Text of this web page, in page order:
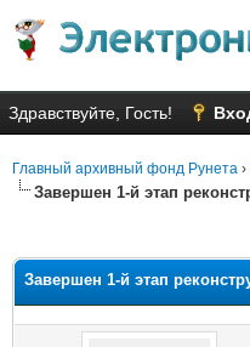
Здравствуйте, Гость!
Главный архивный фонд Рунета ›
Завершен 1-й этап
Завершен 1-й этап